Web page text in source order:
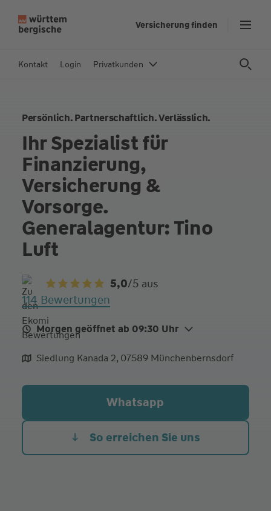
In
Versicherung finden
Kontakt Login Privatkunden
Persönlich. Partnerschaftlich. Verlässlich.
Ihr Spezialist für
Finanzierung,
Versicherung &
Vorsorge.
Generalagentur: Tino
Luft
5,0/5 aus
114 Bewertungen
Morgen geöffnet ab 09:30 Uhr
Mo.
09:30 - 18:00
09:30 - 14:00
ACHTUNG: Sie erreichen uns aktuell ausschließlich
Siedlung Kanada 2, 07589 Münchenbernsdorf
Whatsapp
So erreichen Sie uns